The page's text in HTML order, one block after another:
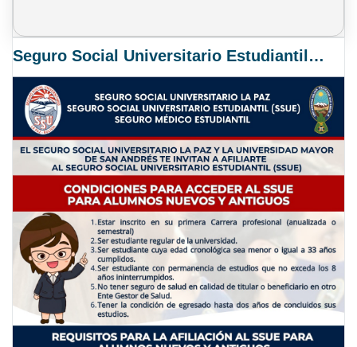
Seguro Social Universitario Estudiantil SSUE